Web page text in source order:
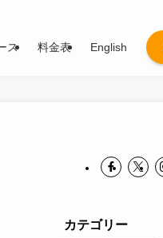
ス 料金表 English
カテゴリー